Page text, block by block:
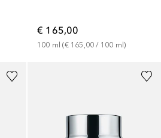
€ 165,00
100 ml (€ 165,00 / 100 ml)